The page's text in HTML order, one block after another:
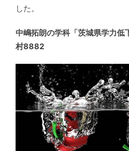
した。
中嶋拓朗の学科「茨城県学力低
村8882